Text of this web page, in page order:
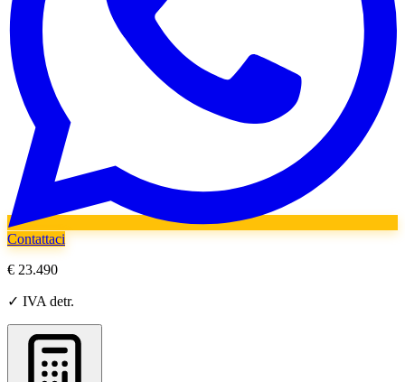
Contattaci
€ 23.490
✓ IVA detr.